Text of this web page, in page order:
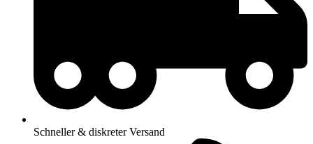
Schneller & diskreter Versand